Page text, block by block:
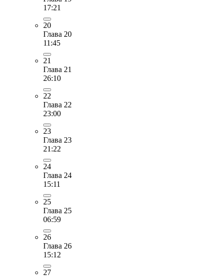
17:21
20
Глава 20
11:45
21
Глава 21
26:10
22
Глава 22
23:00
23
Глава 23
21:22
24
Глава 24
15:11
25
Глава 25
06:59
26
Глава 26
15:12
27